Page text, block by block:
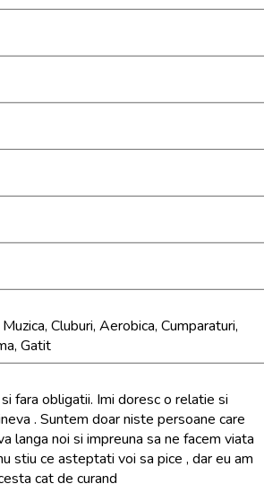
Cluburi, Aerobica, Cumparaturi,
Gatit
fara obligatii. Imi doresc o relatie si
. Suntem doar niste persoane care
langa noi si impreuna sa ne facem viata
stiu ce asteptati voi sa pice , dar eu am
cat de curand